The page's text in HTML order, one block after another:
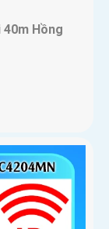
40m Hồng